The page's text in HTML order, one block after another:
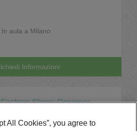
aula a Milano
Informazioni
Shoes Designer
Online
All Cookies”, you agree to